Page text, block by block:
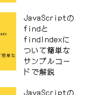
JavaScriptの
findと
findIndexに
ついて簡単な
サンプルコー
ドで解説
JavaScriptの